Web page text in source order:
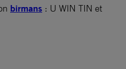
birmans : U WIN TIN et